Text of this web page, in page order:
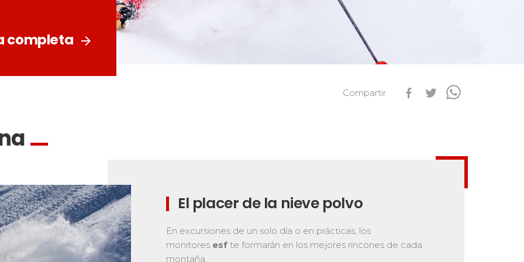
Alpes del sur
Macizo Central
adolescentes
Challenge des moniteurs
Nordic Skiercross
Qualification Stagiaires
Les résultats par épreuves
completa arrow_forward
Compartir
El placer de la nieve polvo
En excursiones de un solo día o en prácticas, los
monitores esf te formarán en los mejores rincones de cada
montaña.